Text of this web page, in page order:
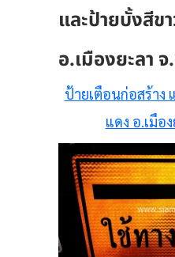
และป้ายบั้งสีข
อ.เมืองยะลา จ
ป้ายเตือนก่อสร้าง
แดง อ.เมือ